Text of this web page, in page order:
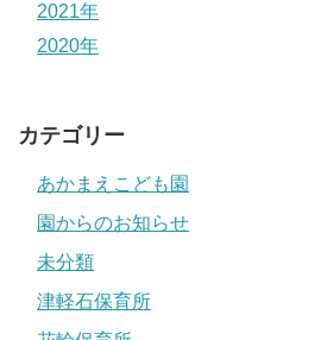
2021年
2020年
カテゴリー
あかまえこども園
園からのお知らせ
未分類
津軽石保育所